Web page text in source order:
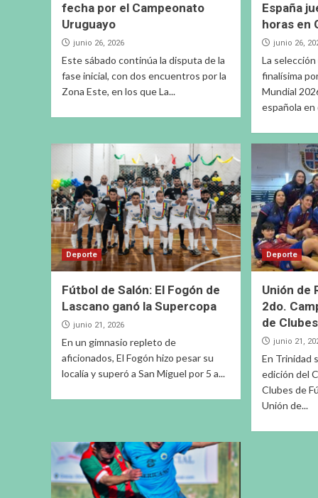
fecha por el Campeonato
Uruguayo
junio 26, 2026
Este sábado continúa la disputa de la
fase inicial, con dos encuentros por la
Zona Este, en los que La...
España
horas en
junio 26,
La
finalísima
Mundial
española en
Deporte
Fútbol de Salón: El Fogón de
Lascano ganó la Supercopa
junio 21, 2026
En un gimnasio repleto de
aficionados, El Fogón hizo pesar su
localía y superó a San Miguel por 5 a...
Deporte
Unión de
2do.
de
junio 21,
En Trinidad
edición del
Clubes de
Unión de...